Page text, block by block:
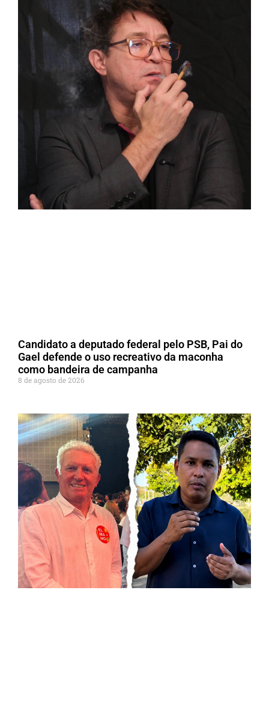
Candidato a deputado federal pelo PSB, Pai do
Gael defende o uso recreativo da maconha
como bandeira de campanha
8 de agosto de 2026